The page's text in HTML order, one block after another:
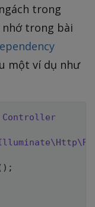
trong
nhớ trong bài
một ví dụ như
Controller
\ Http\
) ;